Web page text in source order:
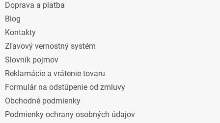
Doprava a platba
Blog
Kontakty
Zľavový vernostný systém
Slovník pojmov
Reklamácie a vrátenie tovaru
Formulár na odstúpenie od zmluvy
Obchodné podmienky
Podmienky ochrany osobných údajov